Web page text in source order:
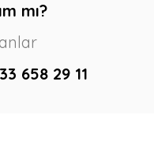
mı?
658 29 11